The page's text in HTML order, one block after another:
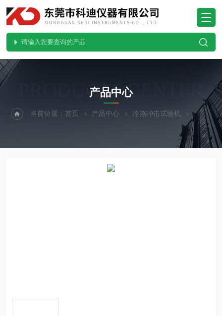
PRODUCTS CENTER
产品中心
当前位置：首页 产品中心 冷热冲击试验机 三箱式